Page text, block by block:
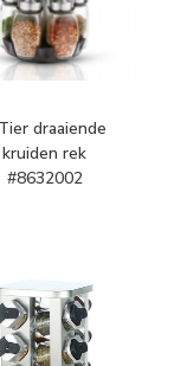
draaiende
kruiden rek
#8632002